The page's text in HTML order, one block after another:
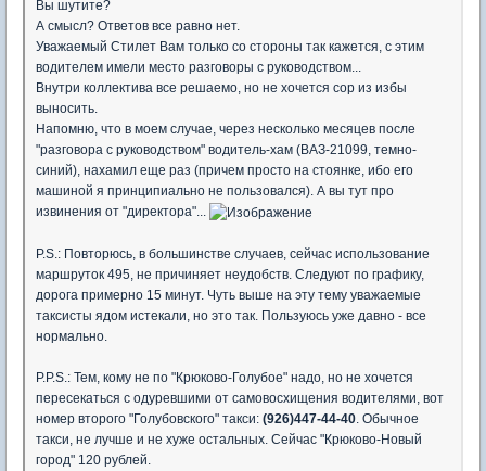
Вы шутите?
А смысл? Ответов все равно нет.
Уважаемый Стилет Вам только со стороны так кажется, с этим
водителем имели место разговоры с руководством...
Внутри коллектива все решаемо, но не хочется сор из избы
выносить.
Напомню, что в моем случае, через несколько месяцев после
"разговора с руководством" водитель-хам (ВАЗ-21099, темно-
синий), нахамил еще раз (причем просто на стоянке, ибо его
машиной я принципиально не пользовался). А вы тут про
извинения от "директора"...
P.S.: Повторюсь, в большинстве случаев, сейчас использование
маршруток 495, не причиняет неудобств. Следуют по графику,
дорога примерно 15 минут. Чуть выше на эту тему уважаемые
таксисты ядом истекали, но это так. Пользуюсь уже давно - все
нормально.
P.P.S.: Тем, кому не по "Крюково-Голубое" надо, но не хочется
пересекаться с одуревшими от самовосхищения водителями, вот
номер второго "Голубовского" такси: (926)447-44-40 . Обычное
такси, не лучше и не хуже остальных. Сейчас "Крюково-Новый
город" 120 рублей.